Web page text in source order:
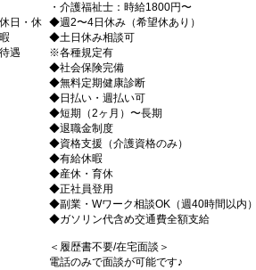
・介護福祉士：時給1800円〜
休日・休
暇
◆週2〜4日休み（希望休あり）
◆土日休み相談可
待遇
※各種規定有
◆社会保険完備
◆無料定期健康診断
◆日払い・週払い可
◆短期（2ヶ月）〜長期
◆退職金制度
◆資格支援（介護資格のみ）
◆有給休暇
◆産休・育休
◆正社員登用
◆副業・Wワーク相談OK（週40時間以内）
◆ガソリン代含め交通費全額支給
＜履歴書不要/在宅面談＞
電話のみで面談が可能です♪